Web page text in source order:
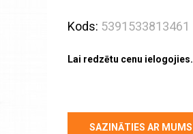
Kods: 5391533813461
Lai redzētu cenu ielogojies.
SAZINĀTIES AR MUMS